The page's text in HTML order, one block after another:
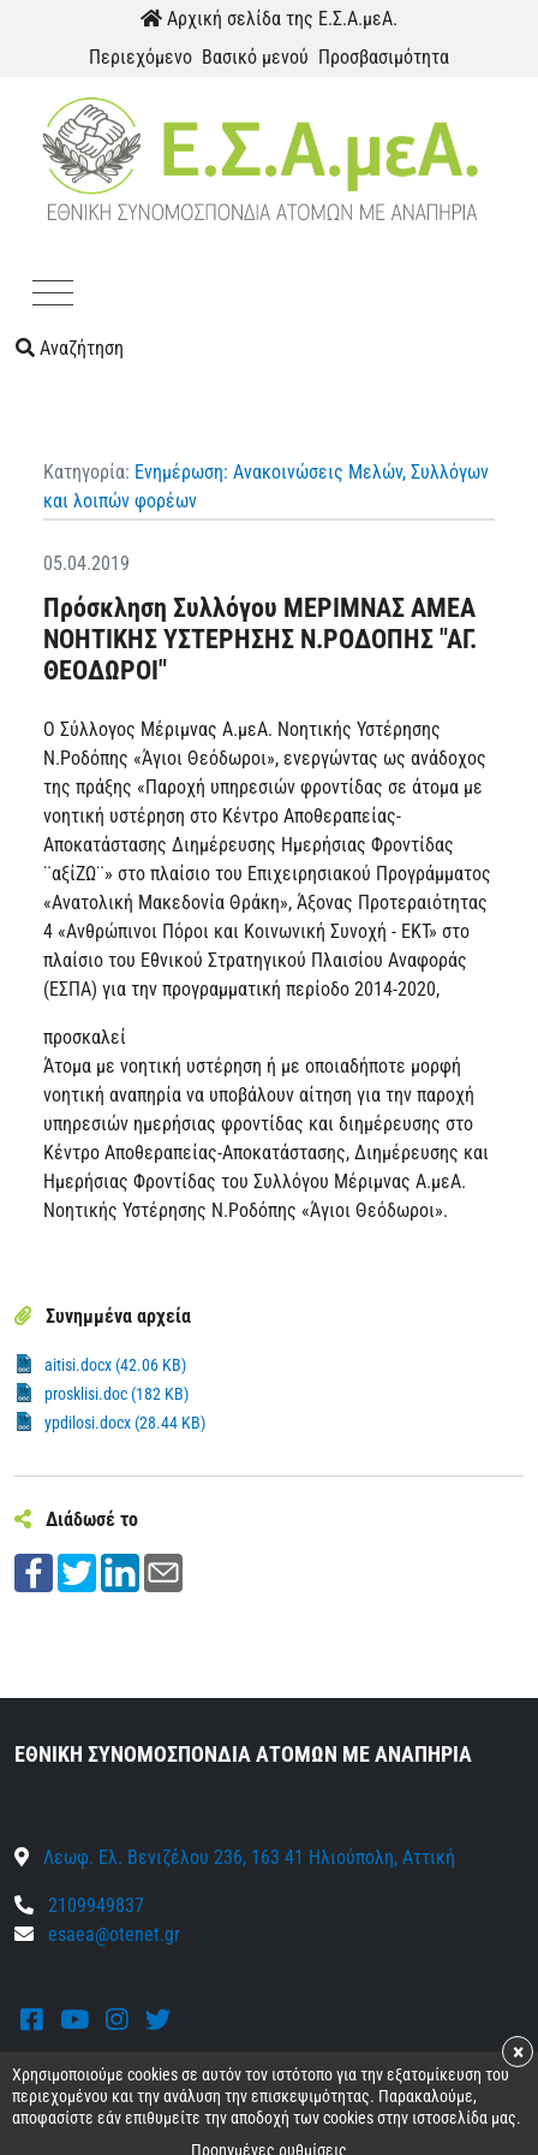
Παράκαμψη προς το περιεχόμενοΑρχική σελίδα της Ε.Σ.Α.μεΑ.
Περιεχόμενο Βασικό μενού Προσβασιμότητα
Αναζήτηση
Κατηγορία: Ενημέρωση: Ανακοινώσεις Μελών, Συλλόγων
και λοιπών φορέων
05.04.2019
Πρόσκληση Συλλόγου ΜΕΡΙΜΝΑΣ ΑΜΕΑ
ΝΟΗΤΙΚΗΣ ΥΣΤΕΡΗΣΗΣ Ν.ΡΟΔΟΠΗΣ "ΑΓ.
ΘΕΟΔΩΡΟΙ"
Ο Σύλλογος Μέριμνας Α.μεΑ. Νοητικής Υστέρησης
Ν.Ροδόπης «Άγιοι Θεόδωροι», ενεργώντας ως ανάδοχος
της πράξης «Παροχή υπηρεσιών φροντίδας σε άτομα με
νοητική υστέρηση στο Κέντρο Αποθεραπείας-
Αποκατάστασης Διημέρευσης Ημερήσιας Φροντίδας
¨αξίΖΩ¨» στο πλαίσιο του Επιχειρησιακού Προγράμματος
«Ανατολική Μακεδονία Θράκη», Άξονας Προτεραιότητας
4 «Ανθρώπινοι Πόροι και Κοινωνική Συνοχή - ΕΚΤ» στο
πλαίσιο του Εθνικού Στρατηγικού Πλαισίου Αναφοράς
(ΕΣΠΑ) για την προγραμματική περίοδο 2014-2020,
προσκαλεί
Άτομα με νοητική υστέρηση ή με οποιαδήποτε μορφή
νοητική αναπηρία να υποβάλουν αίτηση για την παροχή
υπηρεσιών ημερήσιας φροντίδας και διημέρευσης στο
Κέντρο Αποθεραπείας-Αποκατάστασης, Διημέρευσης και
Ημερήσιας Φροντίδας του Συλλόγου Μέριμνας Α.μεΑ.
Νοητικής Υστέρησης Ν.Ροδόπης «Άγιοι Θεόδωροι».
Συνημμένα αρχεία
aitisi.docx (42.06 KB)
prosklisi.doc (182 KB)
ypdilosi.docx (28.44 KB)
Διάδωσέ το
ΕΘΝΙΚΗ ΣΥΝΟΜΟΣΠΟΝΔΙΑ ΑΤΟΜΩΝ ΜΕ ΑΝΑΠΗΡΙΑ
Λεωφ. Ελ. Βενιζέλου 236, 163 41 Ηλιούπολη, Αττική
2109949837
esaea@otenet.gr
FacebookYoutubeInstagram
Twitter
© 2026 Ε.Σ.Α.μεΑ.
Όροι και προϋποθέσεις
• Προσωπικά δεδομένα
Χρησιμοποιούμε cookies σε αυτόν τον ιστότοπο για την εξατομίκευση του
περιεχομένου και την ανάλυση την επισκεψιμότητας. Παρακαλούμε,
αποφασίστε εάν επιθυμείτε την αποδοχή των cookies στην ιστοσελίδα μας.
Προηγμένες ρυθμίσεις
×